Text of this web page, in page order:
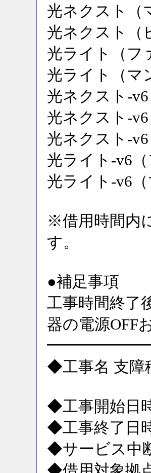
光ネクスト（
光ネクスト（
光ライト（フ
光ライト（マ
光ネクスト-
光ネクスト-
光ネクスト-
光ライト-v6
光ライト-v6
※借用時間内
す。
●補足事項
工事時間終了
器の電源OFF
◆工事名 支障
◆工事開始日
◆工事終了日
◆サービス中